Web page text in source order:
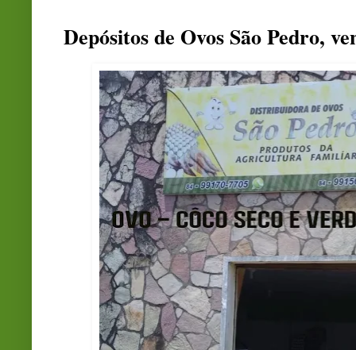
Depósitos de Ovos São Pedro,